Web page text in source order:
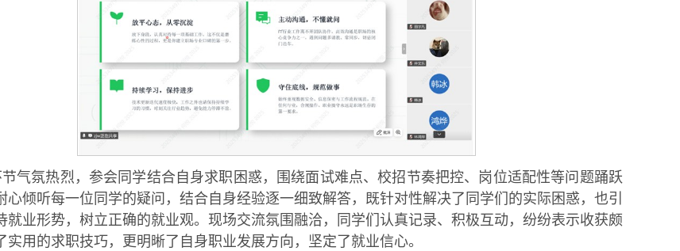
气氛热烈，参会同学结合自身求职困惑，围绕面试难点、校招节奏把控、岗位适配性等问题踊跃
心倾听每一位同学的疑问，结合自身经验逐一细致解答，既针对性解决了同学们的实际困惑，也引
就业形势，树立正确的就业观。现场交流氛围融洽，同学们认真记录、积极互动，纷纷表示收获颇
实用的求职技巧，更明晰了自身职业发展方向，坚定了就业信心。